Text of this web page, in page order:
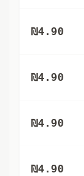
₪4.90
₪4.90
₪4.90
₪4.90